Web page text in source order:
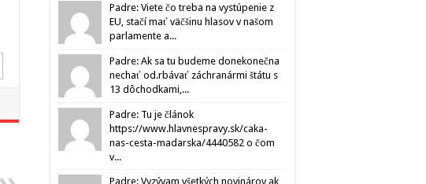
Padre: Viete čo treba na vystúpenie z
EU, stačí mať väčšinu hlasov v našom
parlamente a...
Padre: Ak sa tu budeme donekonečna
nechať od.rbávať záchranármi štátu s
13 dôchodkami,...
Padre: Tu je článok
https://www.hlavnespravy.sk/caka-
nas-cesta-madarska/4440582 o čom
v...
Padre: Vyzývam všetkých novinárov ak